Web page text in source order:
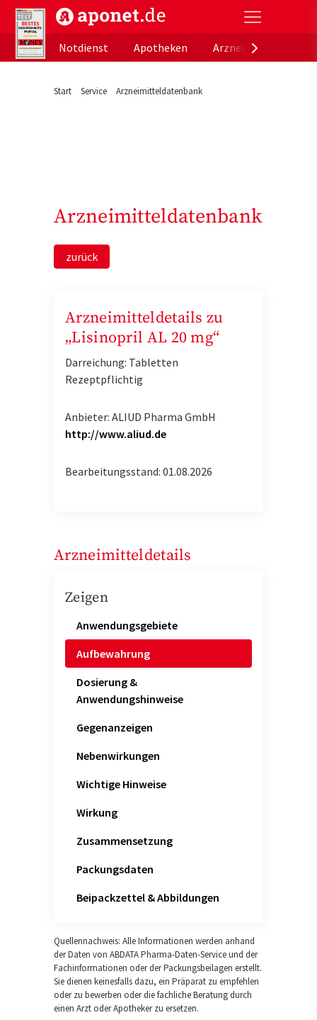
aponet.de - Das offizielle Gesundheitsportal der
Notdienst
Apotheken
Start Service Arzneimitteldatenbank
Arzneimitteldatenbank
zurück
Arzneimitteldetails zu
„Lisinopril AL 20 mg“
Darreichung: Tabletten
Rezeptpflichtig
Anbieter: ALIUD Pharma GmbH
http://www.aliud.de
Bearbeitungsstand: 01.08.2026
Arzneimitteldetails
Zeigen
Anwendungsgebiete
Aufbewahrung
Dosierung &
Anwendungshinweise
Gegenanzeigen
Nebenwirkungen
Wichtige Hinweise
Wirkung
Zusammensetzung
Packungsdaten
Beipackzettel & Abbildungen
Quellennachweis: Alle Informationen werden anhand
der Daten von ABDATA Pharma-Daten-Service und der
Fachinformationen oder der Packungsbeilagen erstellt.
Sie dienen keinesfalls dazu, ein Präparat zu empfehlen
oder zu bewerben oder die fachliche Beratung durch
einen Arzt oder Apotheker zu ersetzen.